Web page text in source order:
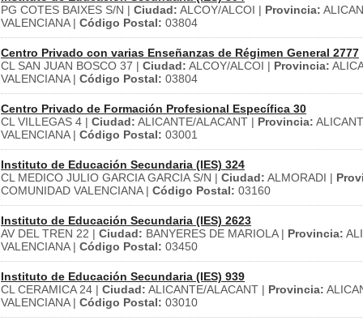
PG COTES BAIXES S/N | Ciudad: ALCOY/ALCOI | Provincia:
VALENCIANA | Código Postal: 03804
Centro Privado con varias Enseñanzas de Régimen General 2777
CL SAN JUAN BOSCO 37 | Ciudad: ALCOY/ALCOI | Provincia:
VALENCIANA | Código Postal: 03804
Centro Privado de Formación Profesional Específica 30
CL VILLEGAS 4 | Ciudad: ALICANTE/ALACANT | Provincia:
VALENCIANA | Código Postal: 03001
Instituto de Educación Secundaria (IES) 324
CL MEDICO JULIO GARCIA GARCIA S/N | Ciudad: ALMORADI |
COMUNIDAD VALENCIANA | Código Postal: 03160
Instituto de Educación Secundaria (IES) 2623
AV DEL TREN 22 | Ciudad: BANYERES DE MARIOLA | Provincia:
VALENCIANA | Código Postal: 03450
Instituto de Educación Secundaria (IES) 939
CL CERAMICA 24 | Ciudad: ALICANTE/ALACANT | Provincia:
VALENCIANA | Código Postal: 03010